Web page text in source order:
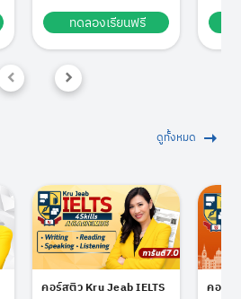
(*อัปเดตข้อสอบ TGAT3 รูปแบบ
ใหม่ล่าสุดแล้ว!)ทดลองเรียนฟรี
ทันที!
ดูทั้งหมด
คอร์สติว Kru Jeab IELTS
คอร์ส